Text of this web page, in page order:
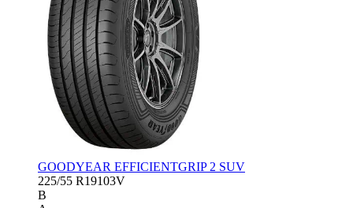
GOODYEAR EFFICIENTGRIP 2 SUV
225/55 R19103V
B